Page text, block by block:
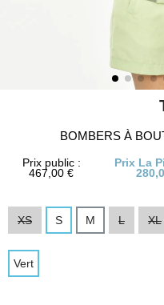
BOMBERS À
Prix public :
467,00 €
Prix La
XS S M L XL
Vert